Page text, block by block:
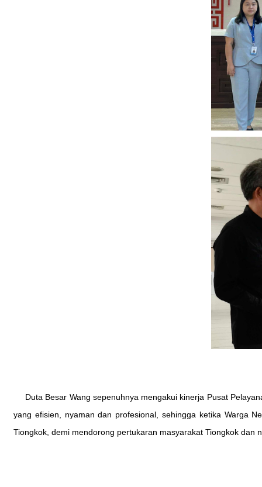
Duta Besar Wang sepenuhnya mengakui kinerja Pusat
yang efisien, nyaman dan profesional, sehingga ketika Warga
Tiongkok, demi mendorong pertukaran masyarakat Tiongkok